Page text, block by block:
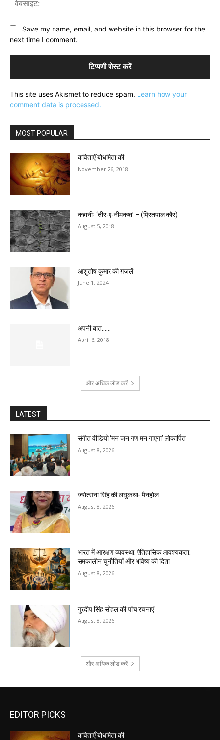
Save my name, email, and website in this browser for the
next time I comment.
This site uses Akismet to reduce spam. Learn how your
comment data is processed.
MOST POPULAR
कविताएँ बोधमिता की
November 26, 2018
कहानीः ‘तीर-ए-नीमकश’ – (प्रितपाल कौर)
August 5, 2018
आशुतोष कुमार की ग़ज़लें
June 1, 2024
अपनी बात……
April 6, 2018
और अधिक लोड करें
LATEST
संगीत वीडियो ‘मन जन गण मन गाएगा’ लोकार्पित
August 8, 2026
ज्योत्सना सिंह की लघुकथा- मैनहोल
August 8, 2026
भारत में आरक्षण व्यवस्था: ऐतिहासिक आवश्यकता,
समकालीन चुनौतियाँ और भविष्य की दिशा
August 8, 2026
गुरदीप सिंह सोहल की पांच रचनाएं
August 8, 2026
और अधिक लोड करें
EDITOR PICKS
कविताएँ बोधमिता की